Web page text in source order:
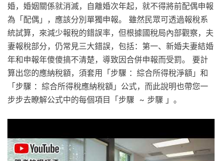
婚，婚姻關係就消滅，自離婚次年起，就不得將前配偶申報
為「配偶」，應該分別單獨申報。 雖然民眾可透過報稅系
統試算，來減少報稅的錯誤率，但根據國稅局內部觀察，夫
妻報稅部分，仍常見三大錯誤，包括：第一、新婚夫妻結婚
年和申報年傻傻搞不清楚，導致因合併申報而受罰。 要計
算出您的應納稅額，須套用「步驟 ：綜合所得稅淨額」和
「步驟 ：綜合所得稅應納稅額」公式，而此說明也帶您一
步步去瞭解公式中的每個項目「步驟 ~ 步驟 」。